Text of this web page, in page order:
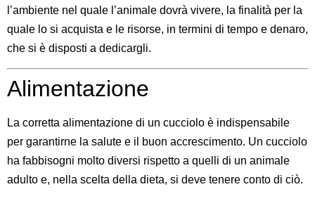
l’ambiente nel quale l’animale dovrà vivere, la finalità per la
quale lo si acquista e le risorse, in termini di tempo e denaro,
che si è disposti a dedicargli.
Alimentazione
La corretta alimentazione di un cucciolo è indispensabile
per garantirne la salute e il buon accrescimento. Un cucciolo
ha fabbisogni molto diversi rispetto a quelli di un animale
adulto e, nella scelta della dieta, si deve tenere conto di ciò.